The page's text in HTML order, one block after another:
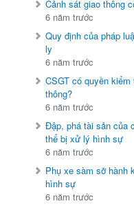
Cảnh sát giao thông
6 năm trước
Quy định của pháp
ly
6 năm trước
CSGT có quyền
thông?
6 năm trước
Đập, phá tài sản của
thể bị xử lý hình sự
6 năm trước
Phụ xe sàm sỡ hành
hình sự
6 năm trước